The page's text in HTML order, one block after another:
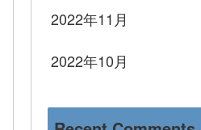
2022年11月
2022年10月